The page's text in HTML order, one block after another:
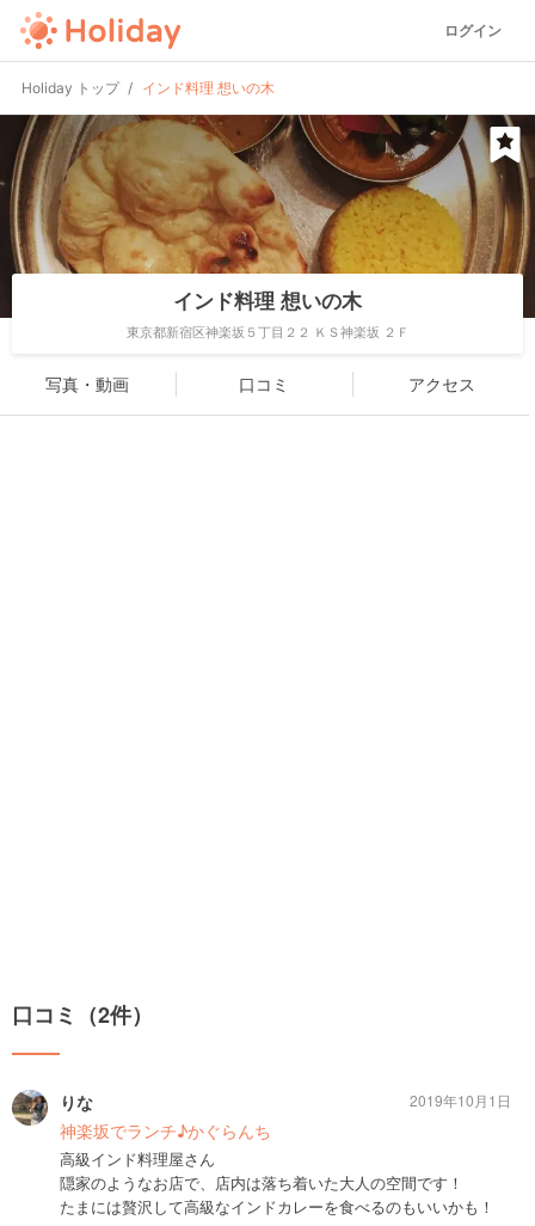
ログイン
Holiday トップ インド料理 想いの木
インド料理 想いの木
東京都新宿区神楽坂５丁目２２ ＫＳ神楽坂 ２Ｆ
写真・動画 口コミ アクセス
口コミ（2件）
りな
神楽坂でランチ♪かぐらんち
高級インド料理屋さん
隠家のようなお店で、店内は落ち着いた大人の空間です！
たまには贅沢して高級なインドカレーを食べるのもいいかも！
2019年10月1日